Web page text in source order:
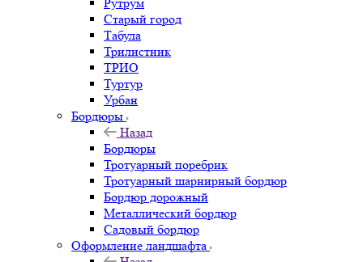
Старый город
Табула
Трилистник
ТРИО
Туртур
Урбан
Бордюры
Назад
Бордюры
Тротуарный поребрик
Тротуарный шарнирный бордюр
Бордюр дорожный
Металлический бордюр
Садовый бордюр
Оформление ландшафта